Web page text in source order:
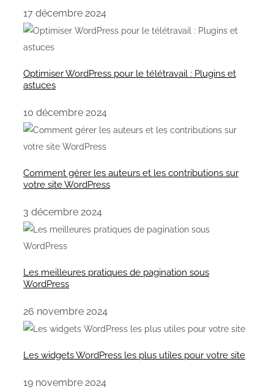
17 décembre 2024
Optimiser WordPress pour le télétravail : Plugins et
astuces
10 décembre 2024
Comment gérer les auteurs et les contributions sur
votre site WordPress
3 décembre 2024
Les meilleures pratiques de pagination sous
WordPress
26 novembre 2024
Les widgets WordPress les plus utiles pour votre site
19 novembre 2024